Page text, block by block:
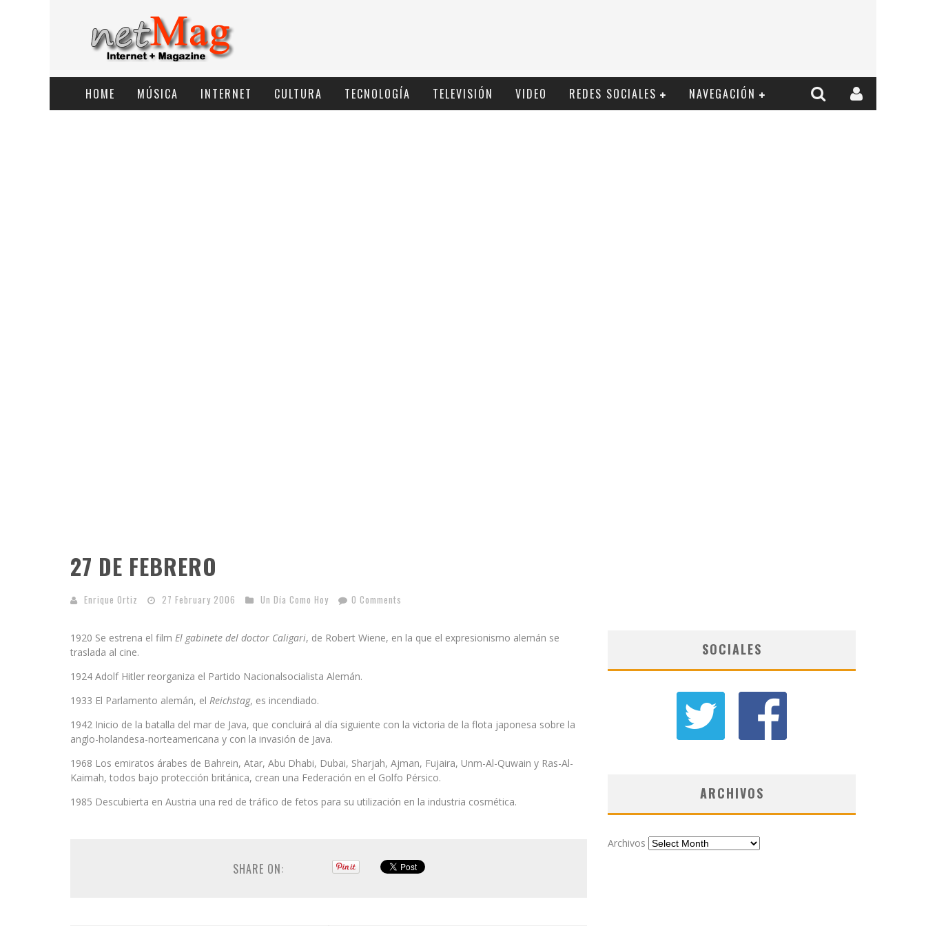
HOME MÚSICA INTERNET CULTURA TECNOLOGÍ­A TELEVISIÓN VIDEO REDES SOCIALES NAVEGACIÓN
27 DE FEBRERO
Enrique Ortiz 27 February 2006 Un Día Como Hoy 0 Comments
1920 Se estrena el film El gabinete del doctor Caligari, de Robert Wiene, en la que el expresionismo alemán se
traslada al cine.
1924 Adolf Hitler reorganiza el Partido Nacionalsocialista Alemán.
1933 El Parlamento alemán, el Reichstag, es incendiado.
1942 Inicio de la batalla del mar de Java, que concluirá al día siguiente con la victoria de la flota japonesa sobre la
anglo-holandesa-norteamericana y con la invasión de Java.
1968 Los emiratos árabes de Bahrein, Atar, Abu Dhabi, Dubai, Sharjah, Ajman, Fujaira, Unm-Al-Quwain y Ras-Al-
Kaimah, todos bajo protección británica, crean una Federación en el Golfo Pérsico.
1985 Descubierta en Austria una red de tráfico de fetos para su utilización en la industria cosmética.
SHARE ON:
SOCIALES
ARCHIVOS
Archivos